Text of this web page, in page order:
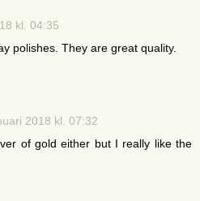
kl. 04:35
polishes. They are great quality.
2018 kl. 07:32
of gold either but I really like the